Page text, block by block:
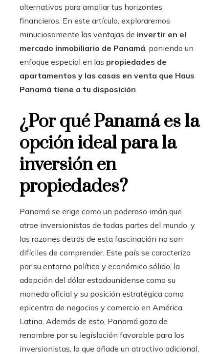
alternativas para ampliar tus horizontes
financieros. En este artículo, exploraremos
minuciosamente las ventajas de invertir en el
mercado inmobiliario de Panamá , poniendo un
enfoque especial en las propiedades de
apartamentos y las casas en venta que Haus
Panamá tiene a tu disposición
¿Por qué Panamá es la
opción ideal para la
inversión en
propiedades?
Panamá se erige como un poderoso imán que
atrae inversionistas de todas partes del mundo, y
las razones detrás de esta fascinación no son
difíciles de comprender. Este país se caracteriza
por su entorno político y económico sólido, la
adopción del dólar estadounidense como su
moneda oficial y su posición estratégica como
epicentro de negocios y comercio en América
Latina. Además de esto, Panamá goza de
renombre por su legislación favorable para los
inversionistas, lo que añade un atractivo adicional,